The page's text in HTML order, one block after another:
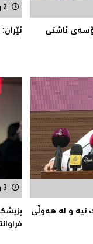
ئاشتی
2 رۆژ پێش ئێستا
نیە و لە هەوڵى
3 رۆژ پێش ئێستا